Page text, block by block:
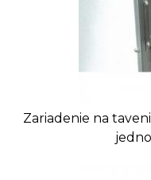
Tovar, ktorý nie je
týždňov od
termíne Vás
Zariadenie na